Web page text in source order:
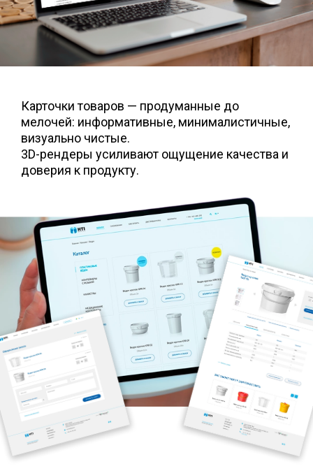
Карточки товаров — продуманные до
мелочей: информативные, минималистичные,
визуально чистые.
3D-рендеры усиливают ощущение качества и
доверия к продукту.